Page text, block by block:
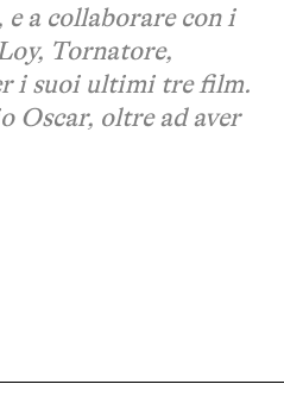
a collaborare con i
Tornatore,
i suoi ultimi tre film.
Oscar, oltre ad aver